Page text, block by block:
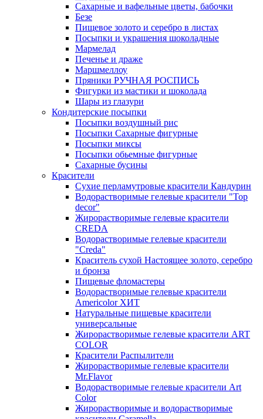
Сахарные и вафельные цветы, бабочки
Безе
Пищевое золото и серебро в листах
Посыпки и украшения шоколадные
Мармелад
Печенье и драже
Маршмеллоу
Пряники РУЧНАЯ РОСПИСЬ
Фигурки из мастики и шоколада
Шары из глазури
Кондитерские посыпки
Посыпки воздушный рис
Посыпки Сахарные фигурные
Посыпки миксы
Посыпки обьемные фигурные
Сахарные бусины
Красители
Сухие перламутровые красители Кандурин
Водорастворимые гелевые красители "Top
decor"
Жирорастворимые гелевые красители
CREDA
Водорастворимые гелевые красители
"Creda"
Краситель сухой Настоящее золото, серебро
и бронза
Пищевые фломастеры
Водорастворимые гелевые красители
Americolor ХИТ
Натуральные пищевые красители
универсальные
Жирорастворимые гелевые красители ART
COLOR
Красители Распылители
Жирорастворимые гелевые красители
Mr.Flavor
Водорастворимые гелевые красители Art
Color
Жирорастворимые и водорастворимые